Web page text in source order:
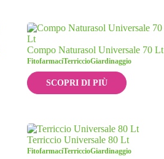
Compo Naturasol Universale 70 Lt
FitofarmaciTerriccioGiardinaggio
SCOPRI DI PIÙ
Terriccio Universale 80 Lt
FitofarmaciTerriccioGiardinaggio